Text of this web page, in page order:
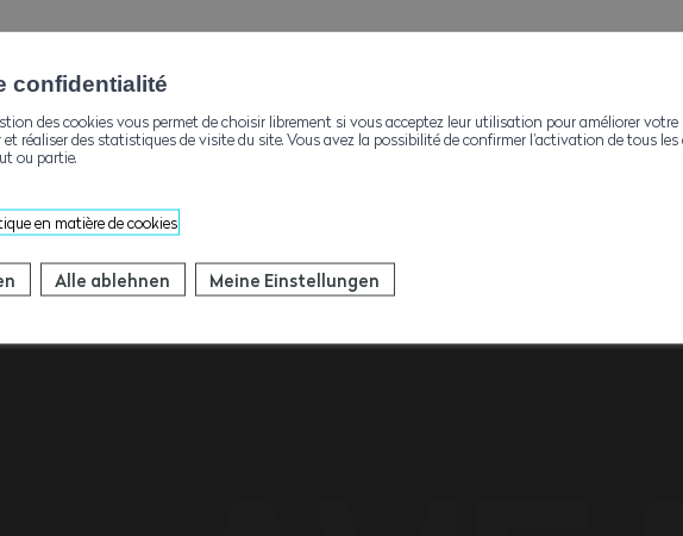
confidentialité
des cookies vous permet de choisir librement si vous acceptez leur utilisation pour améliorer votre
réaliser des statistiques de visite du site. Vous avez la possibilité de confirmer l’activation de tous les
ou partie.
en matière de cookies
Alle ablehnen Meine Einstellungen